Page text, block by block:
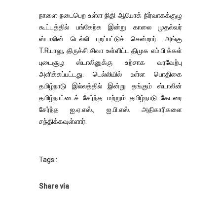
நாளை நடைபெற உள்ள நிதி ஆயோக் நிர்வாகக்குழு
கூட்டத்தில் பங்கேற்க இன்று காலை முதல்வர்
ஸ்டாலின் டெல்லி புறப்பட்டுச் சென்றார். அங்கு
T.R.பாலு, திருச்சி சிவா உள்ளிட்ட திமுக எம்.பி.க்கள்
புடைசூழ ஸ்டாலினுக்கு உற்சாக வரவேற்பு
அளிக்கப்பட்டது. டெல்லியில் உள்ள பொதிகை
தமிழ்நாடு இல்லத்தில் இன்று தங்கும் ஸ்டாலின்
தமிழ்நாட்டைச் சேர்ந்த மற்றும் தமிழ்நாடு கேடரை
சேர்ந்த ஐ.ஏ.எஸ்., ஐ.பி.எஸ். அதிகாரிகளை
சந்திக்கவுள்ளார்.
Tags :
Share via